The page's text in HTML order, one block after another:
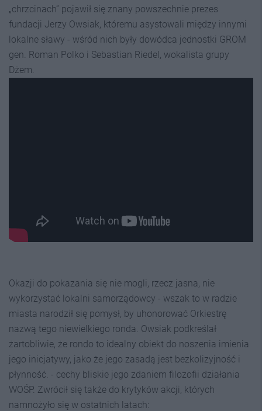
„chrzcinach” pojawił się znany powszechnie prezes
fundacji Jerzy Owsiak, któremu asystowali między innymi
lokalne sławy - wśród nich były dowódca jednostki GROM
gen. Roman Polko i Sebastian Riedel, wokalista grupy
Dżem.
Okazji do pokazania się nie mogli, rzecz jasna, nie
wykorzystać lokalni samorządowcy - wszak to w radzie
miasta narodził się pomysł, by uhonorować Orkiestrę
nazwą tego niewielkiego ronda. Owsiak podkreślał
żartobliwie, że rondo to idealny obiekt do noszenia imienia
jego inicjatywy, jako że jego zasadą jest bezkolizyjność i
płynność. - cechy bliskie jego zdaniem filozofii działania
WOŚP. Zwrócił się także do krytyków akcji, których
namnożyło się w ostatnich latach: